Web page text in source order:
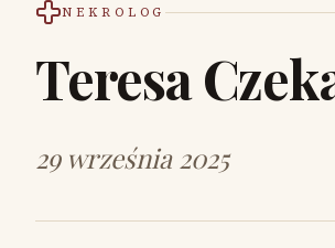
NEKROLOG
Teresa
29 września 2025